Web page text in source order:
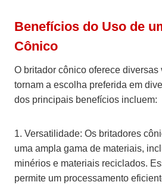
Benefícios do Uso de
Cônico
O britador cônico oferece diversas
tornam a escolha preferida em
dos principais benefícios incluem:
1. Versatilidade: Os britadores
uma ampla gama de materiais,
minérios e materiais reciclados.
permite um processamento